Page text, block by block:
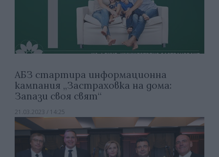
АБЗ стартира информационна
кампания „Застраховка на дома:
Запази своя свят“
21.03.2023 / 14:25